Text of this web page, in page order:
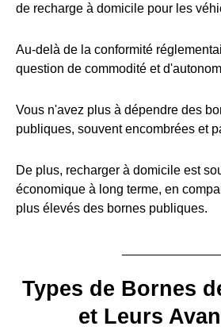
de recharge à domicile pour les
Au-delà de la conformité
question de commodité et
Vous n'avez plus à dépendre des
publiques, souvent encombrées et
De plus, recharger à domicile est
économique à long terme, en
plus élevés des bornes publiques.
Types de Bornes
et Leurs